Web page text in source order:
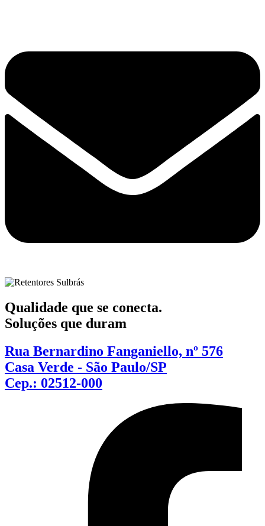
Qualidade que se conecta.
Soluções que duram
Rua Bernardino Fanganiello, nº 576
Casa Verde - São Paulo/SP
Cep.: 02512-000